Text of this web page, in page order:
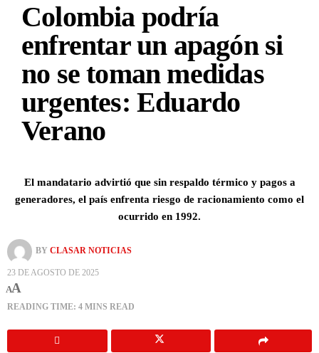
Colombia podría
enfrentar un apagón si
no se toman medidas
urgentes: Eduardo
Verano
El mandatario advirtió que sin respaldo térmico y pagos a
generadores, el país enfrenta riesgo de racionamiento como el
ocurrido en 1992.
BY CLASAR NOTICIAS
23 DE AGOSTO DE 2025
AA
READING TIME: 4 MINS READ